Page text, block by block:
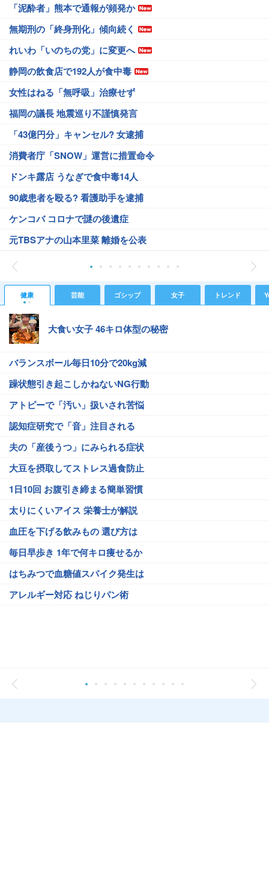
「泥酔者」熊本で通報が頻発か
無期刑の「終身刑化」傾向続く
れいわ「いのちの党」に変更へ
静岡の飲食店で192人が食中毒
女性はねる「無呼吸」治療せず
福岡の議長 地震巡り不謹慎発言
「43億円分」キャンセル? 女逮捕
消費者庁「SNOW」運営に措置命令
ドンキ露店 うなぎで食中毒14人
90歳患者を殴る? 看護助手を逮捕
ケンコバ コロナで謎の後遺症
元TBSアナの山本里菜 離婚を公表
健康 芸能 ゴシップ 女子 トレンド
大食い女子 46キロ体型の秘密
バランスボール毎日10分で20kg減
躁状態引き起こしかねないNG行動
アトピーで「汚い」扱いされ苦悩
認知症研究で「音」注目される
夫の「産後うつ」にみられる症状
大豆を摂取してストレス過食防止
1日10回 お腹引き締まる簡単習慣
太りにくいアイス 栄養士が解説
血圧を下げる飲みもの 選び方は
毎日早歩き 1年で何キロ痩せるか
はちみつで血糖値スパイク発生は
アレルギー対応 ねじりパン術